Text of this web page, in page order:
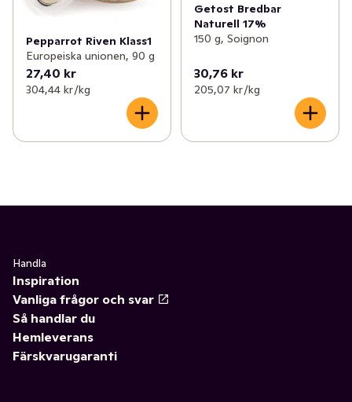
Pepparrot Riven Klass1
Europeiska unionen, 90 g
27,40 kr
304,44 kr /kg
Getost Bredbar
Naturell 17%
150 g, Soignon
30,76 kr
205,07 kr /kg
Handla
Inspiration
Vanliga frågor och svar
Så handlar du
Hemleverans
Färskvarugaranti